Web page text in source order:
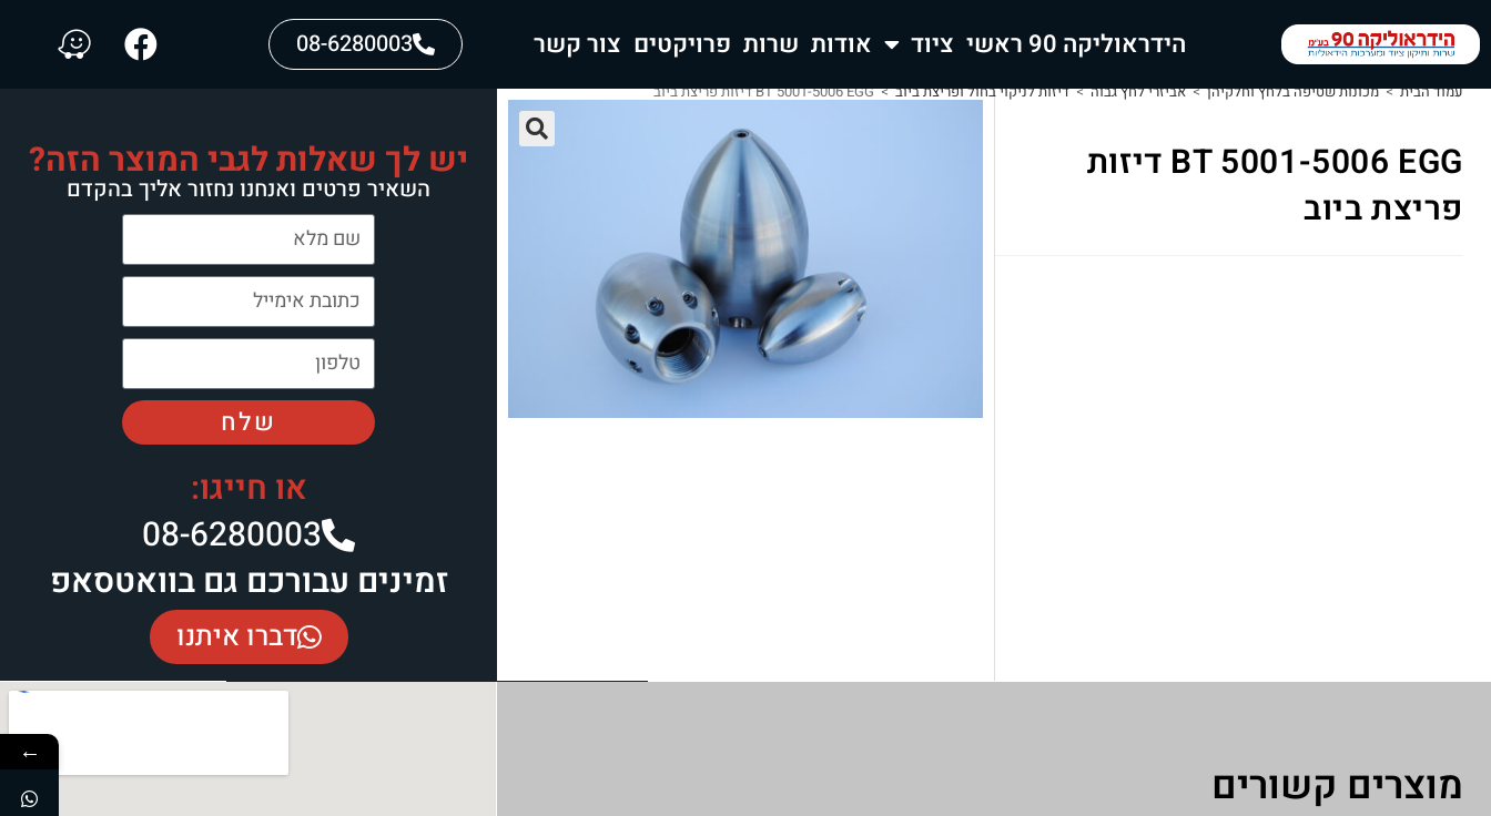
הידראוליקה 90 ראשי ציוד אודות שרות פרויקטים צור קשר 08-6280003
עמוד הבית > מכונות שטיפה בלחץ וחלקיהן > אביזרי לחץ גבוה > דיזות לניקוי בחול ופריצת ביוב > BT 5001-5006 EGG דיזות פריצת ביוב
BT 5001-5006 EGG דיזות
פריצת ביוב
יש לך שאלות לגבי המוצר הזה?
השאיר פרטים ואנחנו נחזור אליך בהקדם
שלח
או חייגו:
08-6280003​
זמינים עבורכם גם בוואטסאפ
דברו איתנו
מוצרים קשורים
←